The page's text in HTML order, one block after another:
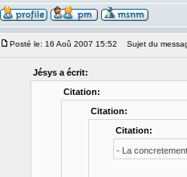
Posté le: 16 Aoû 2007 15:52 Sujet du
Jésys a écrit:
Citation:
Citation:
Citation:
- La